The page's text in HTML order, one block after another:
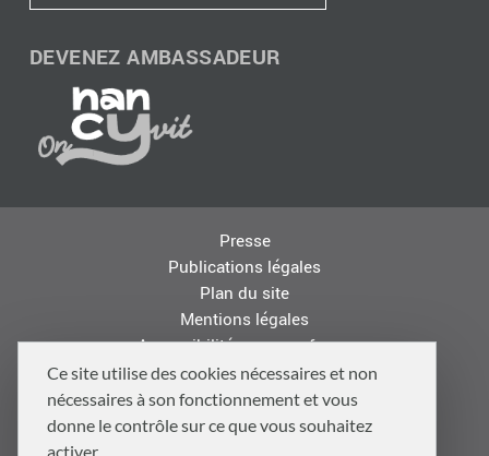
Ce site utilise des cookies nécessaires et non
nécessaires à son fonctionnement et vous
donne le contrôle sur ce que vous souhaitez
activer.
DEVENEZ AMBASSADEUR
Presse
Publications légales
Plan du site
Mentions légales
Accessibilité : non conforme
Les autres sites de la Métropole
Offres d'emploi
Logo